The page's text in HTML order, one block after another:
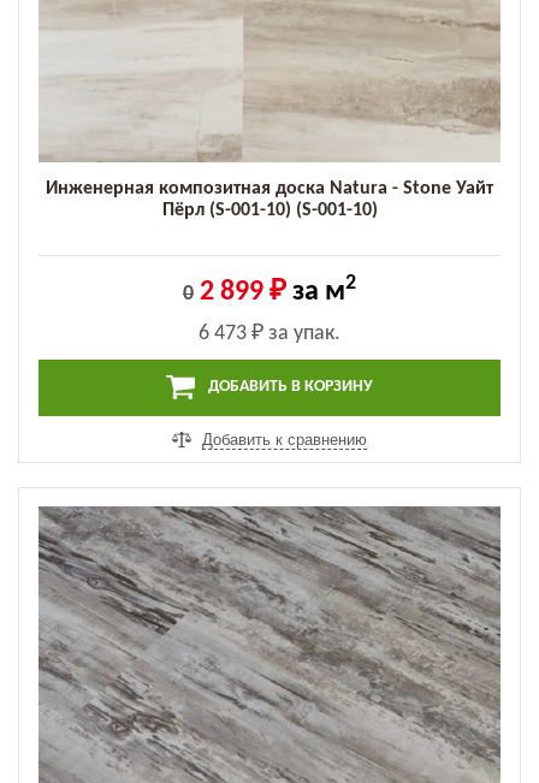
Инженерная композитная доска Natura - Stone Уайт
Пёрл (S-001-10) (S-001-10)
0 2 899 ₽ за м2
6 473 ₽ за упак.
ДОБАВИТЬ В КОРЗИНУ
Добавить к сравнению